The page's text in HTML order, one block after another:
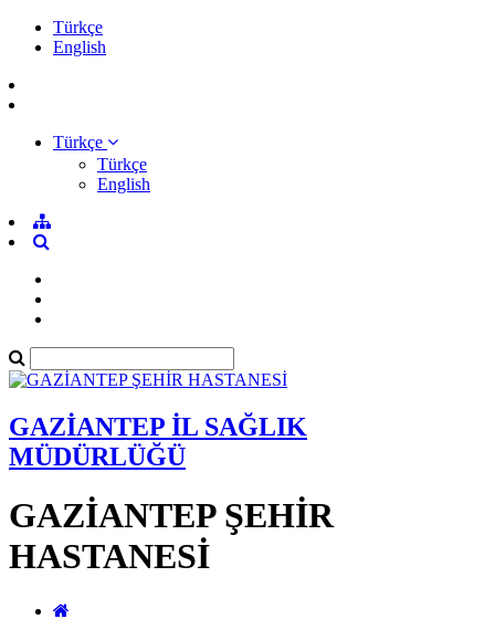
Türkçe
English
Türkçe
Türkçe
English
GAZİANTEP İL SAĞLIK
MÜDÜRLÜĞÜ
GAZİANTEP ŞEHİR
HASTANESİ